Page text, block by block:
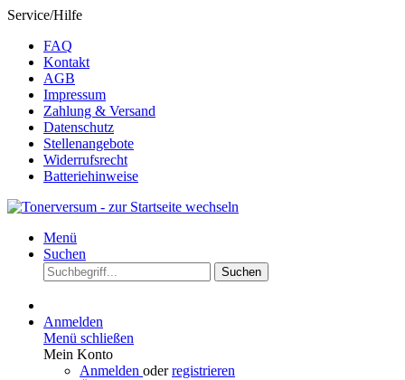
Service/Hilfe
FAQ
Kontakt
AGB
Impressum
Zahlung & Versand
Datenschutz
Stellenangebote
Widerrufsrecht
Batteriehinweise
Menü
Suchen
Suchen
Anmelden
Menü schließen
Mein Konto
Anmelden oderregistrieren